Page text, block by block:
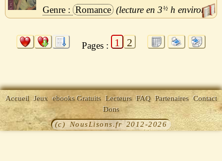
Romance
3½ h
Pages : 1 2
Accueil Jeux ebooks Gratuits Lecteurs FAQ Partenaires Contact
Dons
(c) NousLisons.fr 2012-2026